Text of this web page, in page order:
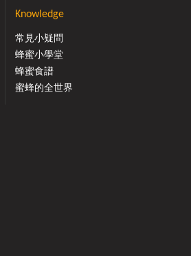
Knowledge
常見小疑問
蜂蜜小學堂
蜂蜜食譜
蜜蜂的全世界